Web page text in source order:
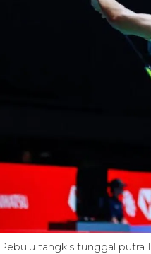
Pebulu tangkis tunggal putra